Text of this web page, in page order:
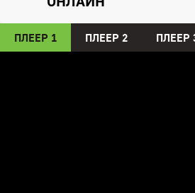
ПЛЕЕР 1 ПЛЕЕР 2 ПЛЕЕР